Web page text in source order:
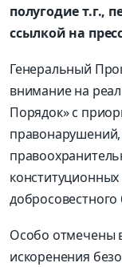
полугодие т.г.,
ссылкой на
Генеральный
внимание на
Порядок» с
добросовестного
Особо отмечены
искоренения